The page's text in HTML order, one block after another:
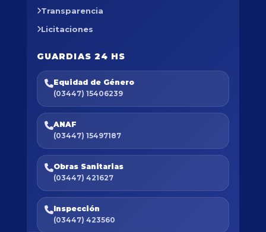
Transparencia
Licitaciones
GUARDIAS 24 HS
Equidad de Género
(03447) 15406239
ANAF
(03447) 15497187
Obras Sanitarias
(03447) 421627
Inspección
(03447) 423560